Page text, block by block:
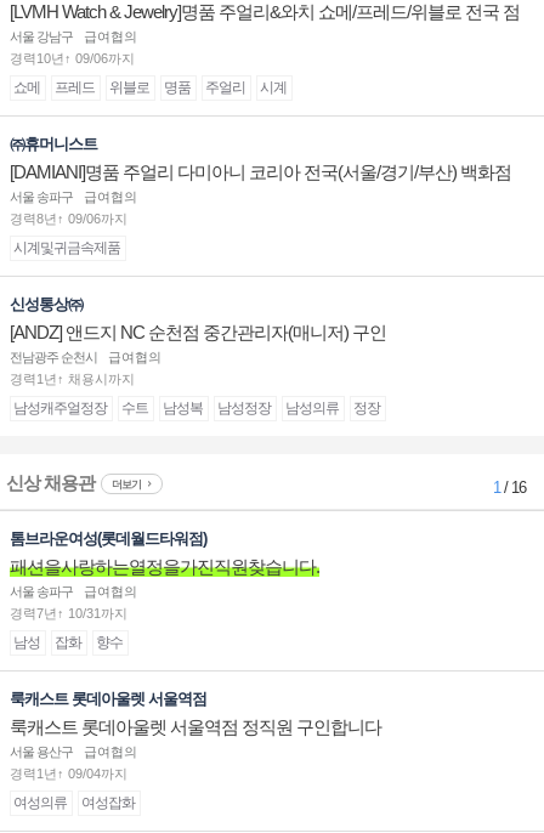
[LVMH Watch & Jewelry]명품 주얼리&와치 쇼메/프레드/위블로 전국 점
장/부점장/판매사원 채용
서울 강남구
급여협의
경력10년↑ 09/06까지
쇼메 프레드 위블로 명품 주얼리 시계
㈜휴머니스트
[DAMIANI]명품 주얼리 다미아니 코리아 전국(서울/경기/부산) 백화점
부점장/판매사원 채용
서울 송파구
급여협의
경력8년↑ 09/06까지
시계및귀금속제품
신성통상㈜
[ANDZ] 앤드지 NC 순천점 중간관리자(매니저) 구인
전남광주 순천시
급여협의
경력1년↑ 채용시까지
남성캐주얼정장 수트 남성복 남성정장 남성의류 정장
신상 채용관 더보기 1/ 16
톰브라운여성(롯데월드타워점)
패션을사랑하는열정을가진직원찾습니다.
서울 송파구
급여협의
경력7년↑ 10/31까지
남성 잡화 향수
룩캐스트 롯데아울렛 서울역점
룩캐스트 롯데아울렛 서울역점 정직원 구인합니다
서울 용산구
급여협의
경력1년↑ 09/04까지
여성의류 여성잡화